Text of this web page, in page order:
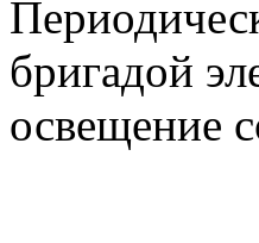
бригадой
освещение